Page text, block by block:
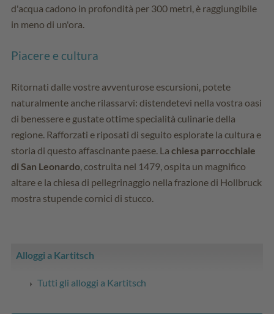
d'acqua cadono in profondità per 300 metri, è raggiungibile
in meno di un'ora.
Piacere e cultura
Ritornati dalle vostre avventurose escursioni, potete
naturalmente anche rilassarvi: distendetevi nella vostra oasi
di benessere e gustate ottime specialità culinarie della
regione. Rafforzati e riposati di seguito esplorate la cultura e
storia di questo affascinante paese. La chiesa parrocchiale
di San Leonardo , costruita nel 1479, ospita un magnifico
altare e la chiesa di pellegrinaggio nella frazione di Hollbruck
mostra stupende cornici di stucco.
Alloggi a Kartitsch
Tutti gli alloggi a Kartitsch